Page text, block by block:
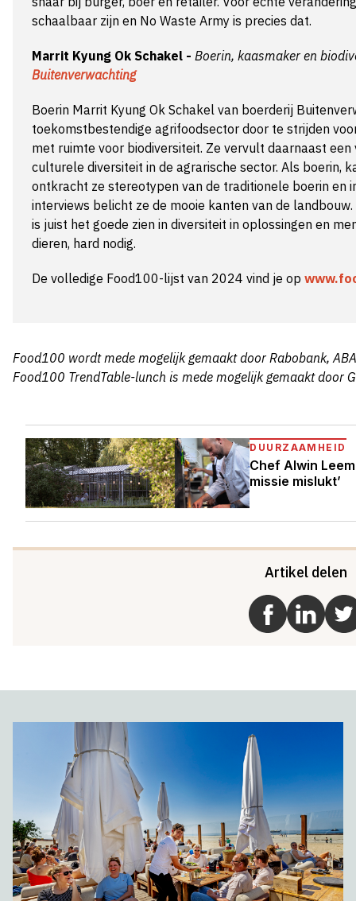
schaalbaar zijn en No Waste Army is precies dat.
Marrit Kyung Ok Schakel - Boerin, kaasmaker en
Buitenverwachting
Boerin Marrit Kyung Ok Schakel van boerderij
toekomstbestendige agrifoodsector door te strijden
met ruimte voor biodiversiteit. Ze vervult daarnaast
culturele diversiteit in de agrarische sector. Als boerin,
ontkracht ze stereotypen van de traditionele boerin en
interviews belicht ze de mooie kanten van de
is juist het goede zien in diversiteit in oplossingen en
dieren, hard nodig.
De volledige Food100-lijst van 2024 vind je op
Food100 wordt mede mogelijk gemaakt door Rabobank,
Food100 TrendTable-lunch is mede mogelijk gemaakt door
DUURZAAMHEID
Chef Alwin
missie mislukt’
Artikel delen